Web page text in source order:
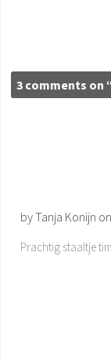
3 comments on
by Tanja Konijn on
Prachtig staaltje